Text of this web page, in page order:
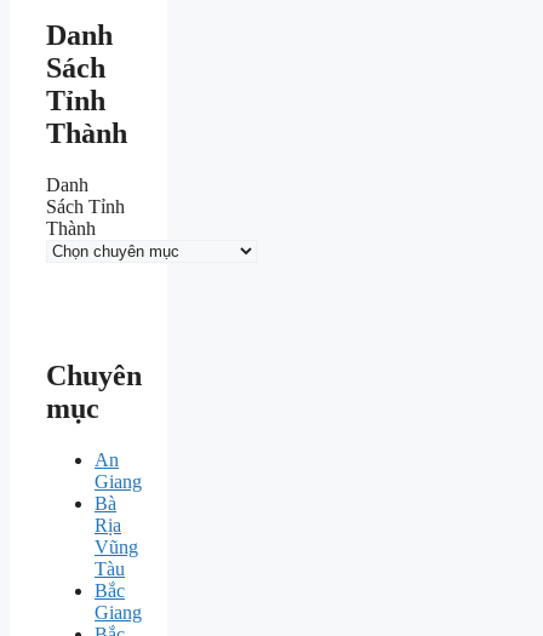
Danh
Sách
Tỉnh
Thành
Danh
Sách Tỉnh
Thành
Chuyên
mục
An
Giang
Bà
Rịa
Vũng
Tàu
Bắc
Giang